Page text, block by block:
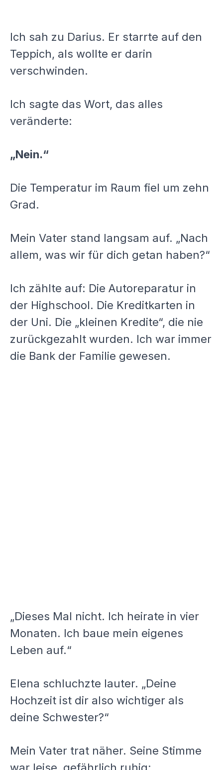
Ich sah zu Darius. Er starrte auf den
Teppich, als wollte er darin
verschwinden.
Ich sagte das Wort, das alles
veränderte:
„Nein.“
Die Temperatur im Raum fiel um zehn
Grad.
Mein Vater stand langsam auf. „Nach
allem, was wir für dich getan haben?“
Ich zählte auf: Die Autoreparatur in
der Highschool. Die Kreditkarten in
der Uni. Die „kleinen Kredite“, die nie
zurückgezahlt wurden. Ich war immer
die Bank der Familie gewesen.
„Dieses Mal nicht. Ich heirate in vier
Monaten. Ich baue mein eigenes
Leben auf.“
Elena schluchzte lauter. „Deine
Hochzeit ist dir also wichtiger als
deine Schwester?“
Mein Vater trat näher. Seine Stimme
war leise, gefährlich ruhig: